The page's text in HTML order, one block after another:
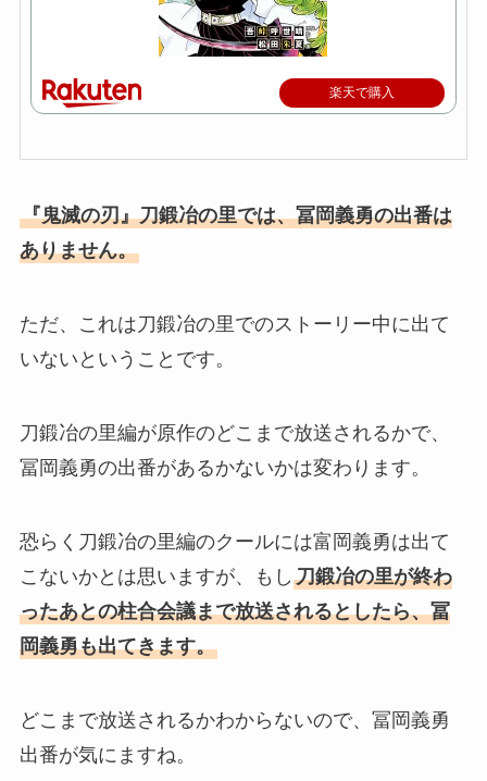
楽天で購入
『鬼滅の刃』刀鍛冶の里では、冨岡義勇の出番は
ありません。
ただ、これは刀鍛冶の里でのストーリー中に出て
いないということです。
刀鍛冶の里編が原作のどこまで放送されるかで、
冨岡義勇の出番があるかないかは変わります。
恐らく刀鍛冶の里編のクールには富岡義勇は出て
こないかとは思いますが、もし 刀鍛冶の里が終わ
ったあとの柱合会議まで放送されるとしたら、冨
岡義勇も出てきます。
どこまで放送されるかわからないので、冨岡義勇
出番が気にますね。